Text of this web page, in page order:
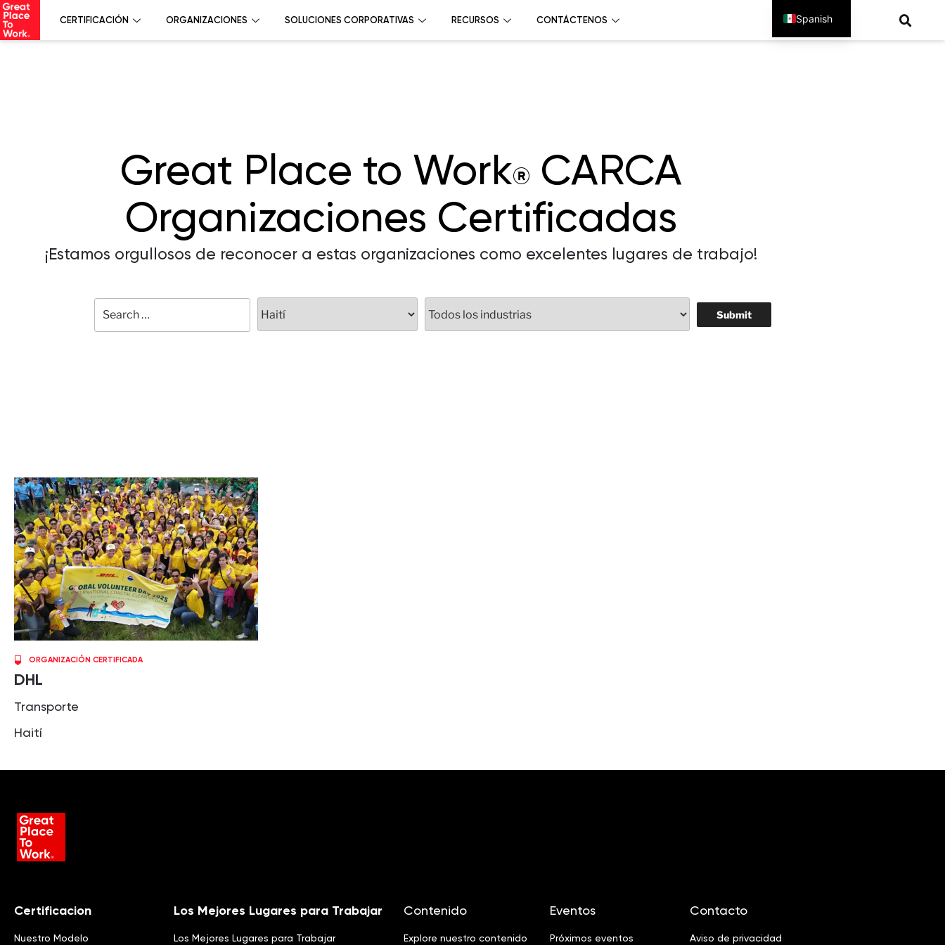
CERTIFICACIÓN ORGANIZACIONES SOLUCIONES CORPORATIVAS RECURSOS CONTÁCTENOS
Great Place to Work® CARCA
Organizaciones Certificadas
¡Estamos orgullosos de reconocer a estas organizaciones como excelentes lugares de trabajo!
ORGANIZACIÓN CERTIFICADA
DHL
Transporte
Haití
Certificacion
Nuestro Modelo
Los Mejores Lugares para Trabajar
Los Mejores Lugares para Trabajar
Contenido
Explore nuestro contenido
Eventos
Próximos eventos
Contacto
Aviso de privacidad
Spanish
English